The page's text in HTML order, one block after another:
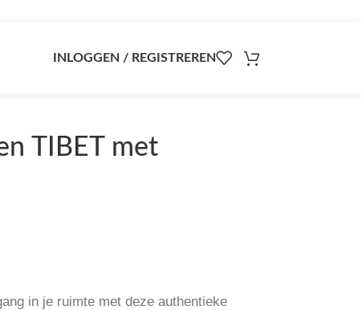
INLOGGEN / REGISTREREN
TIBET met
in je ruimte met deze authentieke